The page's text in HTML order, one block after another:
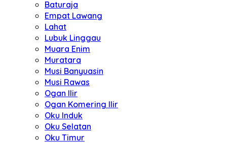
Baturaja
Empat Lawang
Lahat
Lubuk Linggau
Muara Enim
Muratara
Musi Banyuasin
Musi Rawas
Ogan Ilir
Ogan Komering Ilir
Oku Induk
Oku Selatan
Oku Timur